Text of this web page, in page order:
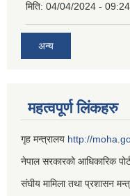
मिति: 04/04/2024 - 09:24
अन्य
महत्वपूर्ण लिंकहरु
गृह मन्त्रालय http://
नेपाल सरकारको आधिकारिक
संघीय मामिला तथा प्रशासन